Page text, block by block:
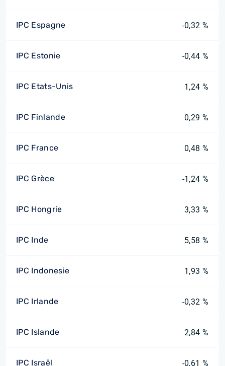
IPC Espagne -0,32 %
IPC Estonie -0,44 %
IPC Etats-Unis 1,24 %
IPC Finlande 0,29 %
IPC France 0,48 %
IPC Grèce -1,24 %
IPC Hongrie 3,33 %
IPC Inde 5,58 %
IPC Indonesie 1,93 %
IPC Irlande -0,32 %
IPC Islande 2,84 %
IPC Israël -0,61 %